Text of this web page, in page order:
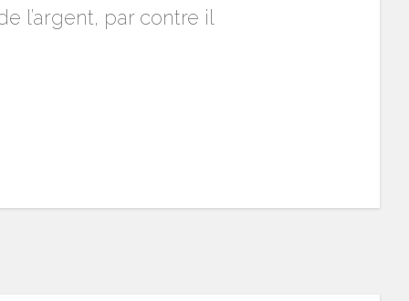
l’argent, par contre il